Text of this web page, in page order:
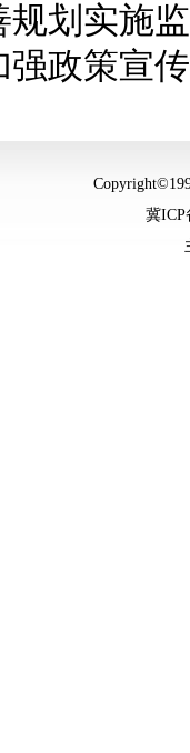
划实施
政策宣
冀ICP